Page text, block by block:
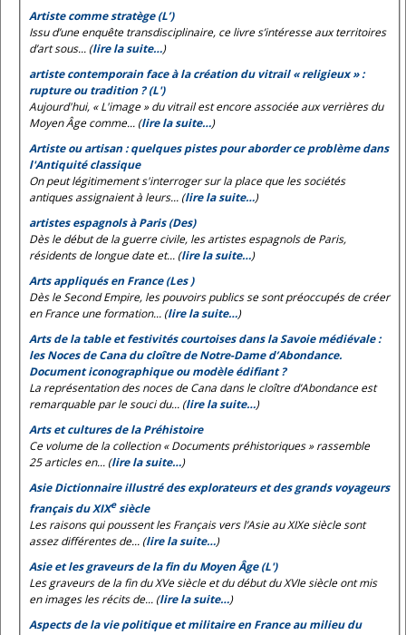
Artiste comme stratège (L’)
Issu d’une enquête transdisciplinaire, ce livre s’intéresse aux territoires
d’art sous... (lire la suite…)
artiste contemporain face à la création du vitrail « religieux » :
rupture ou tradition ? (L')
Aujourd'hui, « L'image » du vitrail est encore associée aux verrières du
Moyen Âge comme... (lire la suite…)
Artiste ou artisan : quelques pistes pour aborder ce problème dans
l'Antiquité classique
On peut légitimement s'interroger sur la place que les sociétés
antiques assignaient à leurs... (lire la suite…)
artistes espagnols à Paris (Des)
Dès le début de la guerre civile, les artistes espagnols de Paris,
résidents de longue date et... (lire la suite…)
Arts appliqués en France (Les )
Dès le Second Empire, les pouvoirs publics se sont préoccupés de créer
en France une formation... (lire la suite…)
Arts de la table et festivités courtoises dans la Savoie médiévale :
lesNoces de Canadu cloître de Notre-Dame d’Abondance.
Document iconographique ou modèle édifiant ?
La représentation des noces de Cana dans le cloître d’Abondance est
remarquable par le souci du... (lire la suite…)
Arts et cultures de la Préhistoire
Ce volume de la collection « Documents préhistoriques » rassemble
25 articles en... (lire la suite…)
Asie Dictionnaire illustré des explorateurs et des grands voyageurs
français du XIXesiècle
Les raisons qui poussent les Français vers l’Asie au XIXe siècle sont
assez différentes de... (lire la suite…)
Asie et les graveurs de la fin du Moyen Âge (L')
Les graveurs de la fin du XVe siècle et du début du XVIe siècle ont mis
en images les récits de... (lire la suite…)
Aspects de la vie politique et militaire en France au milieu du